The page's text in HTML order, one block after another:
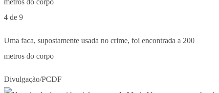
4 de 9
Uma faca, supostamente usada no crime, foi encontrada a 200
metros do corpo
Divulgação/PCDF